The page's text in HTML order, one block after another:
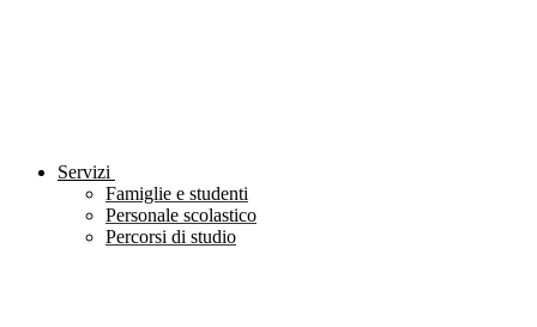
Servizi
Famiglie e studenti
Personale scolastico
Percorsi di studio